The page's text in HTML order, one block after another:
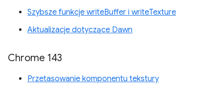
Szybsze funkcje writeBuffer i writeTexture
Aktualizacje dotyczące Dawn
Chrome 143
Przetasowanie komponentu tekstury